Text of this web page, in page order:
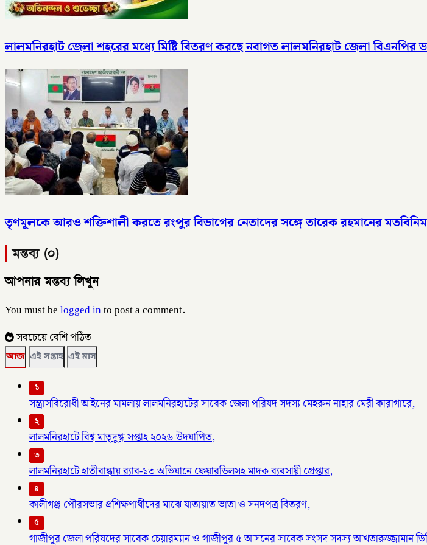
লালমনিরহাট জেলা শহরের মধ্যে মিষ্টি বিতরণ করছে নবাগত লালমনিরহাট জেলা বিএনপির
তৃণমূলকে আরও শক্তিশালী করতে রংপুর বিভাগের নেতাদের সঙ্গে তারেক রহমানের
মন্তব্য (০)
আপনার মন্তব্য লিখুন
You must belogged into post a comment.
সবচেয়ে বেশি পঠিত
আজ এই সপ্তাহ এই মাস
১
সন্ত্রাসবিরোধী আইনের মামলায় লালমনিরহাটের সাবেক জেলা পরিষদ সদস্য মেহরুন নাহার মেরী কারাগারে,
২
লালমনিরহাটে বিশ্ব মাতৃদুগ্ধ সপ্তাহ ২০২৬ উদযাপিত,
৩
লালমনিরহাটে হাতীবান্ধায় র‌্যাব-১৩ অভিযানে ফেয়ারডিলসহ মাদক ব্যবসায়ী গ্রেপ্তার,
৪
কালীগঞ্জ পৌরসভার প্রশিক্ষণার্থীদের মাঝে যাতায়াত ভাতা ও সনদপত্র বিতরণ,
৫
গাজীপুর জেলা পরিষদের সাবেক চেয়ারম্যান ও গাজীপুর ৫ আসনের সাবেক সংসদ সদস্য আখতারুজ্জামান